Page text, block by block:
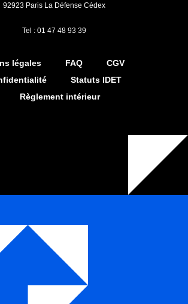
92923 Paris La Défense Cédex
Tel : 01 47 48 93 39
légales FAQ
CGV
Statuts IDET
Règlement intérieur